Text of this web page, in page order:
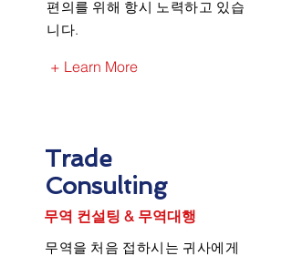
편의를 위해 항시 노력하고 있습
니다.
+ Learn More
Trade
Consulting
무역을 처음 접하시는 귀사에게
​무역 컨설팅 & 무역대행